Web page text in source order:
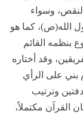
وسواء
الله(ص)، كما هو
بنظمه القائم
وقد أختاره
بني على الرأي
وترتيب
القرآن مكتملاً،